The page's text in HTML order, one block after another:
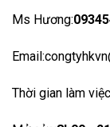
Ms Hương:
Thời gian làm việc